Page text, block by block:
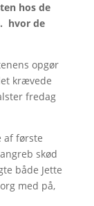
hos de
hvor de
opgør
krævede
fredag
af første
skød
både Jette
med på,